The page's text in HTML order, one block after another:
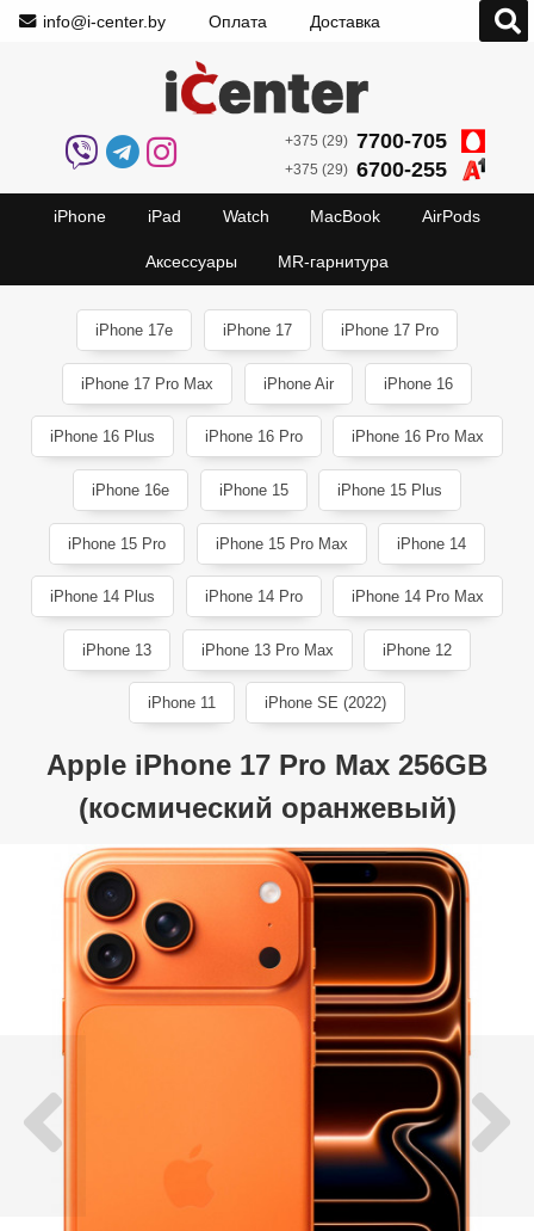
info@i-center.by Оплата Доставка
+375 (29) 7700-705
+375 (29) 6700-255
iPhone iPad Watch MacBook AirPods
Аксессуары MR-гарнитура
iPhone 17e iPhone 17 iPhone 17 Pro
iPhone 17 Pro Max iPhone Air iPhone 16
iPhone 16 Plus iPhone 16 Pro iPhone 16 Pro Max
iPhone 16e iPhone 15 iPhone 15 Plus
iPhone 15 Pro iPhone 15 Pro Max iPhone 14
iPhone 14 Plus iPhone 14 Pro iPhone 14 Pro Max
iPhone 13 iPhone 13 Pro Max iPhone 12
iPhone 11 iPhone SE (2022)
Apple iPhone 17 Pro Max 256GB
(космический оранжевый)